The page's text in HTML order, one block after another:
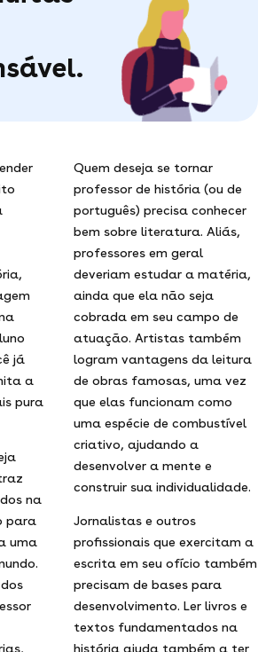
já
a
pura
na
para
uma
Quem deseja se tornar
professor de história (ou de
português) precisa conhecer
bem sobre literatura. Aliás,
professores em geral
deveriam estudar a matéria,
ainda que ela não seja
cobrada em seu campo de
atuação. Artistas também
logram vantagens da leitura
de obras famosas, uma vez
que elas funcionam como
uma espécie de combustível
criativo, ajudando a
desenvolver a mente e
construir sua individualidade.
Jornalistas e outros
profissionais que exercitam a
escrita em seu ofício também
precisam de bases para
desenvolvimento. Ler livros e
textos fundamentados na
história ajuda também a ter